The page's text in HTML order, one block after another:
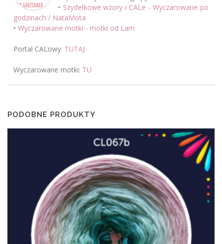
• Szydełkowe wzory i CALe - Wyczarowane po
godzinach / NataMota
• Wyczarowane motki - motki od Lam
Portal CALowy: TUTAJ
Wyczarowane motki: TU
PODOBNE PRODUKTY